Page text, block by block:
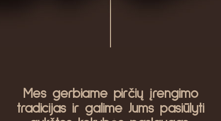
Mes gerbiame pirčių įrengimo
tradicijas ir galime Jums pasiūlyti